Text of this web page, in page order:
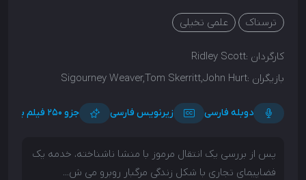
ترسناک علمی تخیلی
کارگردان :Ridley Scott
بازیگران :Sigourney Weaver,Tom Skerritt,John Hurt
دوبله فارسی زیرنویس فارسی جزو ۲۵۰ فیلم برتر با رتبه 49
پس از بررسی یک انتقال مرموز با منشا ناشناخته، خدمه یک
فضاپیمای تجاری با شکل زندگی مرگبار روبرو می ش...